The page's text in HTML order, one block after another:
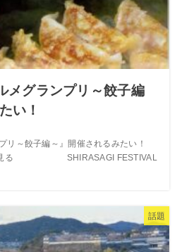
メグランプリ～餃子編
い！
リ～餃子編～』開催されるみたい！
見る SHIRASAGI FESTIVAL
話題